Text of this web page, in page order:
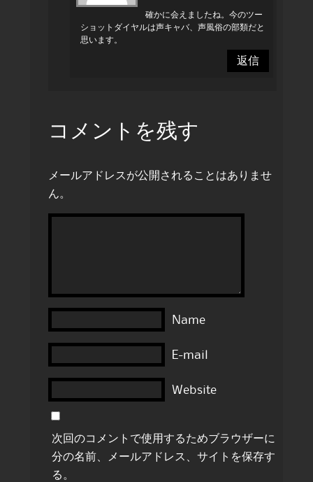
確かに会えましたね。今のツー
ショットダイヤルは声キャバ、声風俗の部類だと
思います。
返信
コメントを残す
メールアドレスが公開されることはありませ
ん。
Name
E-mail
Website
次回のコメントで使用するためブラウザーに自
分の名前、メールアドレス、サイトを保存す
る。